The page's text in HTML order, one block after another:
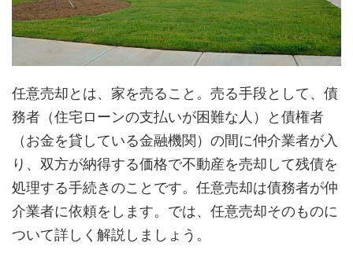
任意売却とは、家を売ること。売る手段として、債
務者（住宅ローンの支払いが困難な人）と債権者
（お金を貸している金融機関）の間に仲介業者が入
り、双方が納得する価格で不動産を売却して残債を
処理する手続きのことです。任意売却は債務者が仲
介業者に依頼をします。では、任意売却そのものに
ついて詳しく解説しましょう。